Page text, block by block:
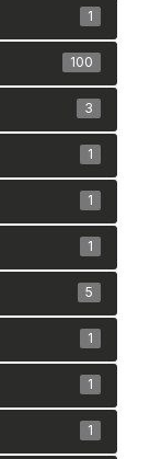
1
100
3
1
1
1
5
1
1
1